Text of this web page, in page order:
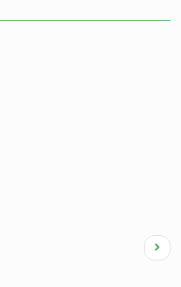
Next
page